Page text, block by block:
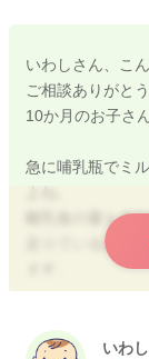
いわしさん、こん
ご相談ありがと
10か月のお子さ
急に哺乳瓶でミ
離乳食の量もま
足りているのか
のが嫌になった
いわし